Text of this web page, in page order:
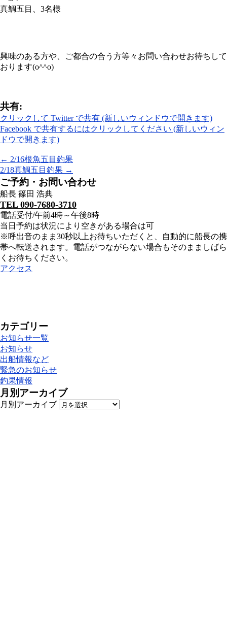
真鯛五目、3名様
興味のある方や、ご都合の合う方等々お問い合わせお待ちして
おります(o^^o)
共有:
クリックして Twitter で共有 (新しいウィンドウで開きます)
Facebook で共有するにはクリックしてください (新しいウィン
ドウで開きます)
← 2/16根魚五目釣果
2/18真鯛五目釣果 →
ご予約・お問い合わせ
船長 篠田 浩典
TEL 090-7680-3710
電話受付/午前4時～午後8時
当日予約は状況により空きがある場合は可
※呼出音のまま30秒以上お待ちいただくと、自動的に船長の携
帯へ転送されます。電話がつながらない場合もそのまましばら
くお待ちください。
アクセス
カテゴリー
お知らせ一覧
お知らせ
出船情報など
緊急のお知らせ
釣果情報
月別アーカイブ
月別アーカイブ